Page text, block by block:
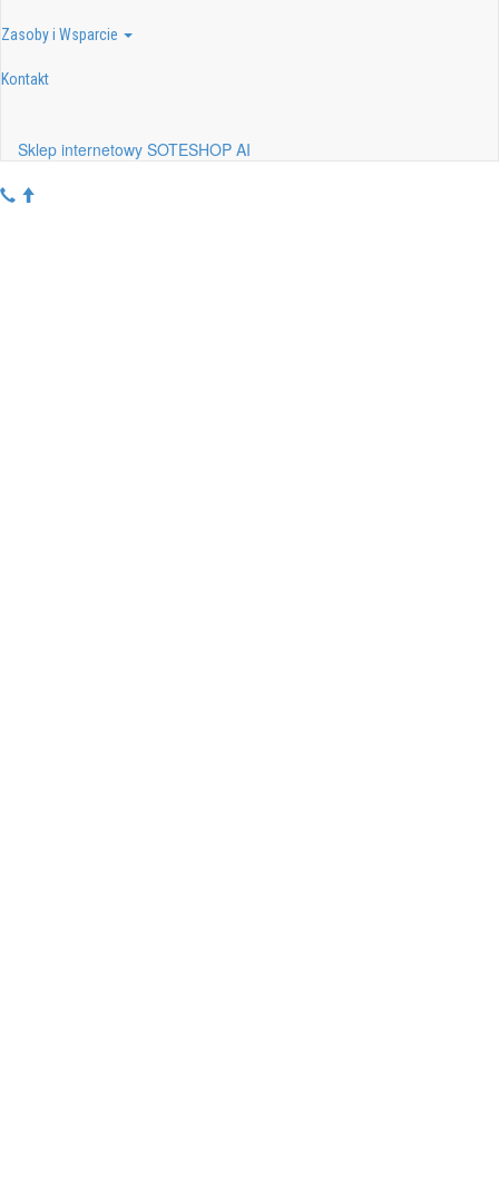
Zasoby i Wsparcie
Kontakt
Sklep internetowy SOTESHOP AI